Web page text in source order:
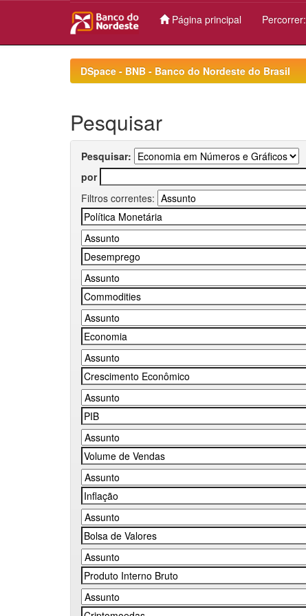
Página principal Percorrer:
DSpace - BNB - Banco do Nordeste do Brasil
Pesquisar
Pesquisar:
por
Filtros correntes: